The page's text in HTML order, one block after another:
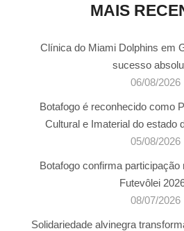
MAIS
Clínica do Miami Dolphins em
sucesso
06/08/2026
Botafogo é reconhecido como
Cultural e Imaterial do estado
05/08/2026
Botafogo confirma participação
Futevôlei
08/07/2026
Solidariedade alvinegra